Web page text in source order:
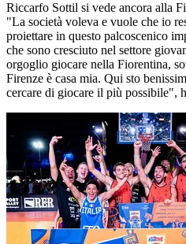
Riccarfo Sottil si vede ancora alla
"La società voleva e vuole che io
proiettare in questo palcoscenico
che sono cresciuto nel settore
orgoglio giocare nella Fiorentina,
Firenze è casa mia. Qui sto
cercare di giocare il più possibile",